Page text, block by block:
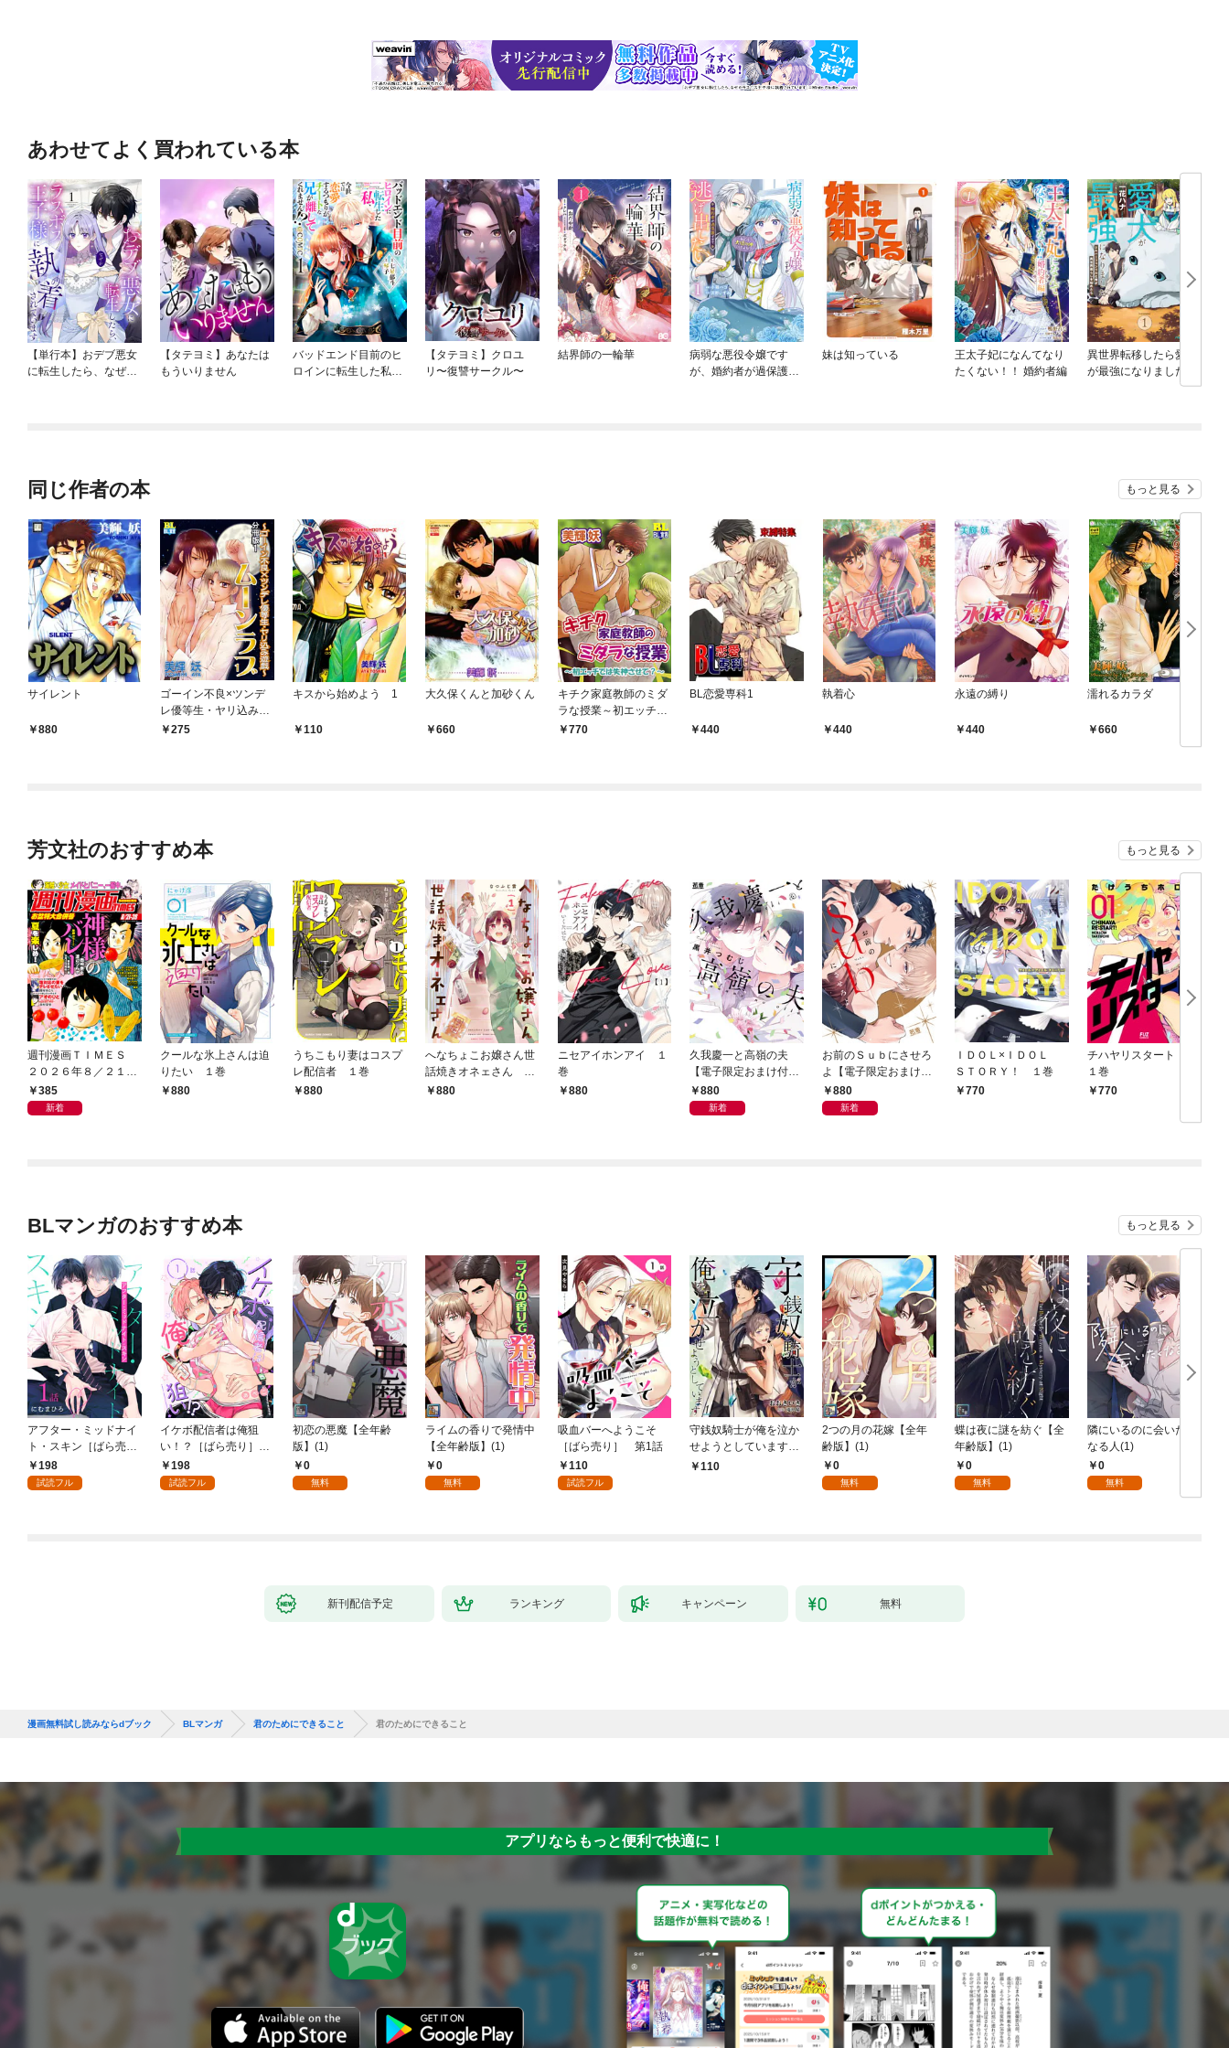
あわせてよく買われている本
【単行本】おデブ悪女
に転生したら、なぜか
【タテヨミ】あなたは
もういりません
バッドエンド目前のヒ
ロインに転生した私、
【タテヨミ】クロユ
リ〜復讐サークル〜
結界師の一輪華
病弱な悪役令嬢です
が、婚約者が過保護す
妹は知っている
王太子妃になんてなり
たくない！！ 婚約者編
異世界転移したら愛犬
が最強になりました ～
シルバーフェンリルと
同じ作者の本 もっと見る
サイレント
880
ゴーイン不良×ツンデ
レ優等生・ヤリ込み遊
戯 分冊版 1
275
キスから始めよう 1
110
大久保くんと加砂くん
660
キチク家庭教師のミダ
ラな授業～初エッチで
は失神させて？～
770
BL恋愛専科1
440
執着心
440
永遠の縛り
440
濡れるカラダ
660
芳文社のおすすめ本 もっと見る
週刊漫画ＴＩＭＥＳ
２０２６年８／２１・
２８合併号
385
新着
クールな氷上さんは迫
りたい １巻
880
うちこもり妻はコスプ
レ配信者 １巻
880
へなちょこお嬢さん世
話焼きオネェさん １
巻880
ニセアイホンアイ １
巻
880
久我慶一と高嶺の夫
【電子限定おまけ付
き】880
新着
お前のＳｕｂにさせろ
よ【電子限定おまけ付
き】880
新着
ＩＤＯＬ×ＩＤＯＬ
ＳＴＯＲＹ！ １巻
770
チハヤリスタート！
１巻
770
BLマンガのおすすめ本 もっと見る
アフター・ミッドナイ
ト・スキン［ばら売
り］ 第1話
198
試読フル
イケボ配信者は俺狙
い！？［ばら売り］
第1話
198
試読フル
初恋の悪魔【全年齢
版】(1)
0
無料
ライムの香りで発情中
【全年齢版】(1)
0
無料
吸血バーへようこそ
［ばら売り］ 第1話
110
試読フル
守銭奴騎士が俺を泣か
せようとしています
【単話】 1
110
2つの月の花嫁【全年
齢版】(1)
0
無料
蝶は夜に謎を紡ぐ【全
年齢版】(1)
0
無料
隣にいるのに会いたく
なる人(1)
0
無料
新刊配信予定 ランキング キャンペーン 無料
漫画無料試し読みならdブック BLマンガ 君のためにできること 君のためにできること
アプリならもっと便利で快適に！